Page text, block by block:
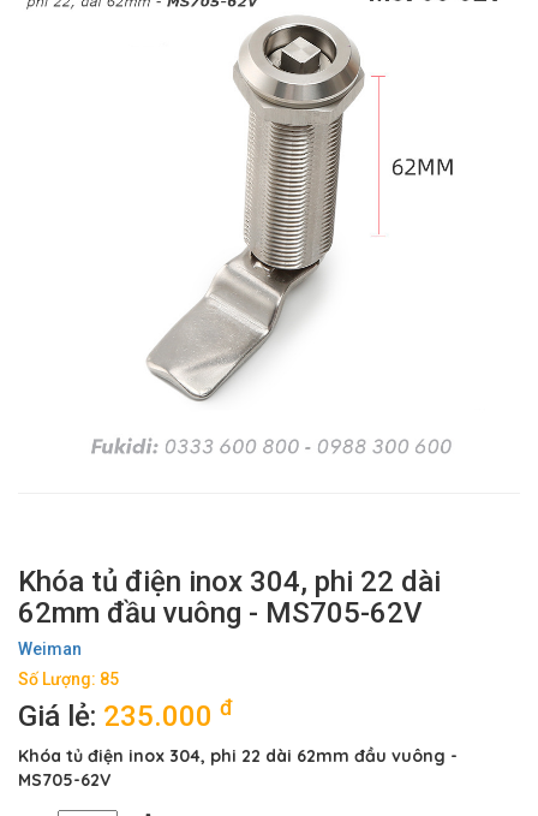
Khóa tủ điện inox 304, phi 22 dài
62mm đầu vuông - MS705-62V
Weiman
Số Lượng: 85
Giá lẻ: 235.000 đ
Khóa tủ điện inox 304, phi 22 dài 62mm đầu vuông -
MS705-62V